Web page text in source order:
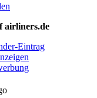
airliners.de
Eintrag